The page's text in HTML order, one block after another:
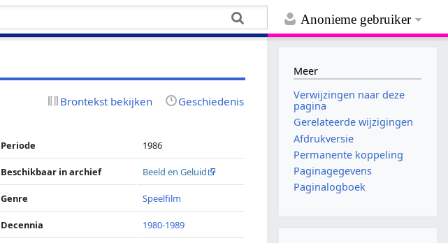
Anonieme gebruiker
Brontekst bekijken Geschiedenis
Periode 1986
Beschikbaar in archief Beeld en Geluid
Genre Speelfilm
Decennia 1980-1989
Meer
Verwijzingen naar deze
pagina
Gerelateerde wijzigingen
Afdrukversie
Permanente koppeling
Paginagegevens
Paginalogboek